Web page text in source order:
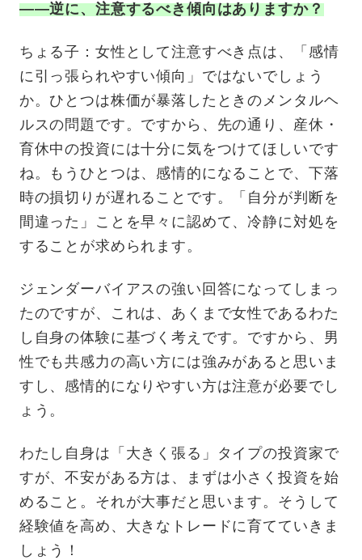
——逆に、注意するべき傾向はありますか？
ちょる子：女性として注意すべき点は、「感情
に引っ張られやすい傾向」ではないでしょう
か。ひとつは株価が暴落したときのメンタルヘ
ルスの問題です。ですから、先の通り、産休・
育休中の投資には十分に気をつけてほしいです
ね。もうひとつは、感情的になることで、下落
時の損切りが遅れることです。「自分が判断を
間違った」ことを早々に認めて、冷静に対処を
することが求められます。
ジェンダーバイアスの強い回答になってしまっ
たのですが、これは、あくまで女性であるわた
し自身の体験に基づく考えです。ですから、男
性でも共感力の高い方には強みがあると思いま
すし、感情的になりやすい方は注意が必要でし
ょう。
わたし自身は「大きく張る」タイプの投資家で
すが、不安がある方は、まずは小さく投資を始
めること。それが大事だと思います。そうして
経験値を高め、大きなトレードに育てていきま
しょう！